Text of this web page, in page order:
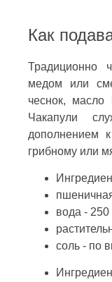
Как
Традиционно
медом или
чеснок, масло
Чакапули
дополнением
грибному или
вода - 250
соль - по